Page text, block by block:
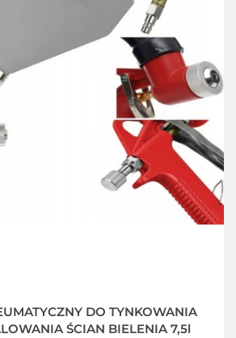
DO TYNKOWANIA
ŚCIAN BIELENIA 7,5l